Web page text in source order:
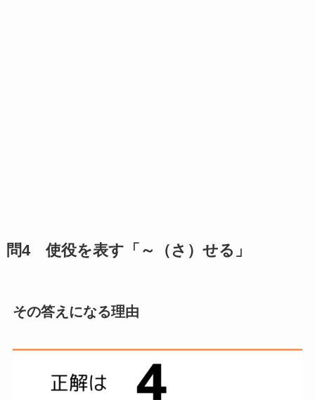
問4 使役を表す「～（さ）せる」
その答えになる理由